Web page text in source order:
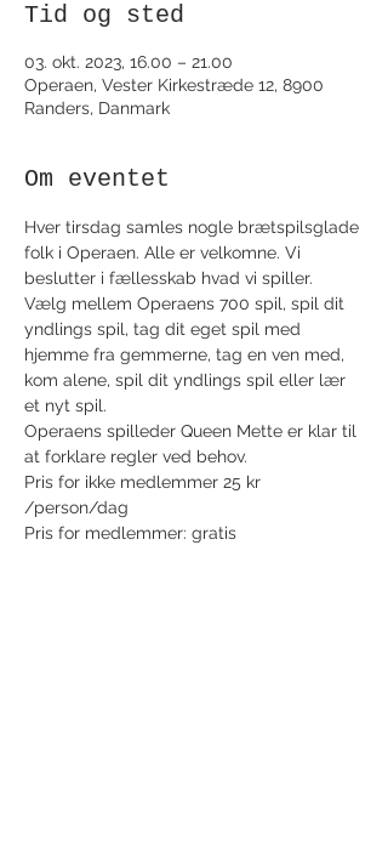
Tid og sted
03. okt. 2023, 16.00 – 21.00
Operaen, Vester Kirkestræde 12, 8900
Randers, Danmark
Om eventet
Hver tirsdag samles nogle brætspilsglade
folk i Operaen. Alle er velkomne. Vi
beslutter i fællesskab hvad vi spiller.
Vælg mellem Operaens 700 spil, spil dit
yndlings spil, tag dit eget spil med
hjemme fra gemmerne, tag en ven med,
kom alene, spil dit yndlings spil eller lær
et nyt spil.
Operaens spilleder Queen Mette er klar til
at forklare regler ved behov.
Pris for ikke medlemmer 25 kr
/person/dag
Pris for medlemmer: gratis